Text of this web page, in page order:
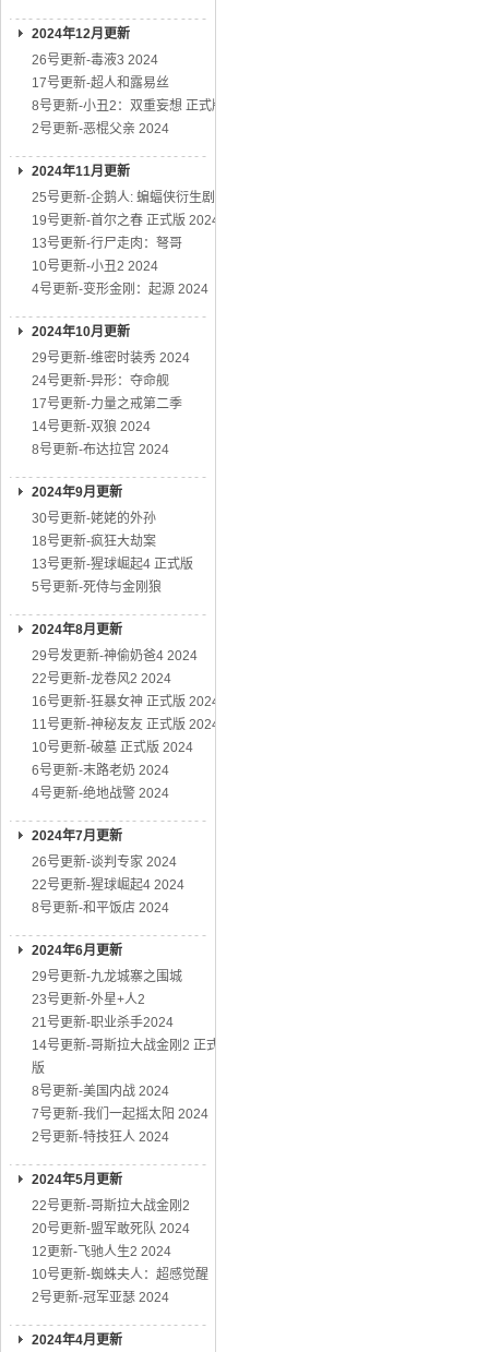
2024年12月更新
26号更新-毒液3 2024
17号更新-超人和露易丝
8号更新-小丑2：双重妄想 正式版
2号更新-恶棍父亲 2024
2024年11月更新
25号更新-企鹅人: 蝙蝠侠衍生剧
19号更新-首尔之春 正式版 2024
13号更新-行尸走肉：弩哥
10号更新-小丑2 2024
4号更新-变形金刚：起源 2024
2024年10月更新
29号更新-维密时装秀 2024
24号更新-异形：夺命舰
17号更新-力量之戒第二季
14号更新-双狼 2024
8号更新-布达拉宫 2024
2024年9月更新
30号更新-姥姥的外孙
18号更新-疯狂大劫案
13号更新-猩球崛起4 正式版
5号更新-死侍与金刚狼
2024年8月更新
29号发更新-神偷奶爸4 2024
22号更新-龙卷风2 2024
16号更新-狂暴女神 正式版 2024
11号更新-神秘友友 正式版 2024
10号更新-破墓 正式版 2024
6号更新-末路老奶 2024
4号更新-绝地战警 2024
2024年7月更新
26号更新-谈判专家 2024
22号更新-猩球崛起4 2024
8号更新-和平饭店 2024
2024年6月更新
29号更新-九龙城寨之围城
23号更新-外星+人2
21号更新-职业杀手2024
14号更新-哥斯拉大战金刚2 正式
版
8号更新-美国内战 2024
7号更新-我们一起摇太阳 2024
2号更新-特技狂人 2024
2024年5月更新
22号更新-哥斯拉大战金刚2
20号更新-盟军敢死队 2024
12更新-飞驰人生2 2024
10号更新-蜘蛛夫人：超感觉醒
2号更新-冠军亚瑟 2024
2024年4月更新